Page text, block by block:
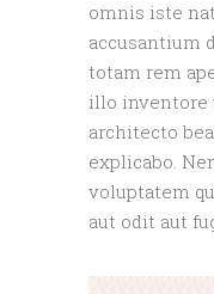
omnis iste
accusantium
totam rem
illo inventore
architecto
explicabo.
voluptatem
aut odit aut